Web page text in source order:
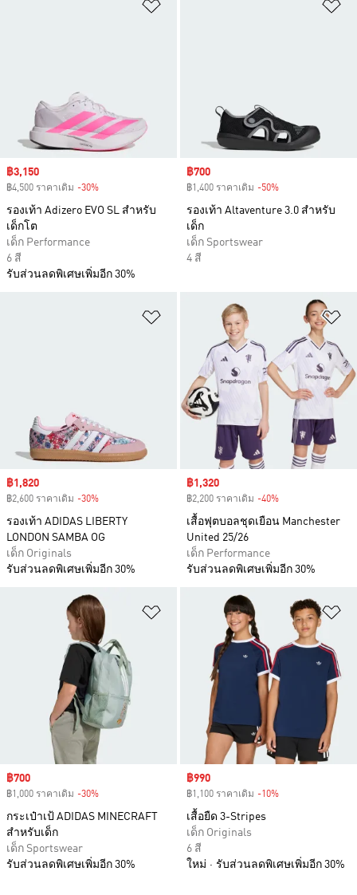
Sale price
฿3,150
฿4,500 ราคาเดิม -30%
รองเท้า Adizero EVO SL สำหรับ
เด็กโต
เด็ก Performance
6 สี
รับส่วนลดพิเศษเพิ่มอีก 30%
Sale price
฿700
฿1,400 ราคาเดิม -50%
รองเท้า Altaventure 3.0 สำหรับ
เด็ก
เด็ก Sportswear
4 สี
เพิ่มไปยังรายการสินค้าโปรด
Sale price
฿1,820
฿2,600 ราคาเดิม -30%
รองเท้า ADIDAS LIBERTY
LONDON SAMBA OG
เด็ก Originals
รับส่วนลดพิเศษเพิ่มอีก 30%
Sale price
฿1,320
฿2,200 ราคาเดิม -40%
เสื้อฟุตบอลชุดเยือน Manchester
United 25/26
เด็ก Performance
รับส่วนลดพิเศษเพิ่มอีก 30%
เพิ่มไปยังรายการสินค้าโปรด
Sale price
฿700
฿1,000 ราคาเดิม -30%
กระเป๋าเป้ ADIDAS MINECRAFT
สำหรับเด็ก
เด็ก Sportswear
รับส่วนลดพิเศษเพิ่มอีก 30%
Sale price
฿990
฿1,100 ราคาเดิม -10%
เสื้อยืด 3-Stripes
เด็ก Originals
6 สี
ใหม่
รับส่วนลดพิเศษเพิ่มอีก 30%